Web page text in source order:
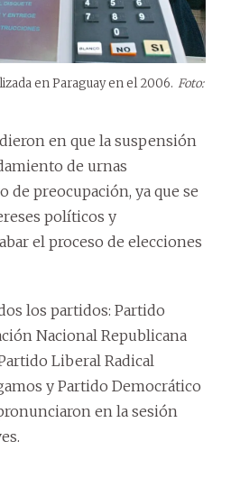
en Paraguay en el 2006. Foto:
en que la suspensión
de urnas
de preocupación, ya que se
políticos y
el proceso de elecciones
los partidos: Partido
Nacional Republicana
Liberal Radical
y Partido Democrático
en la sesión